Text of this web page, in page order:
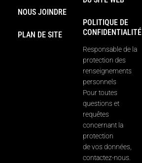
NOUS JOINDRE
PLAN DE SITE
POLITIQUE DE
CONFIDENTIALITÉ
Responsable de la
protection des
renseignements
personnels
Pour toutes
questions et
requêtes
concernant la
protection
de vos données,
contactez-nous.